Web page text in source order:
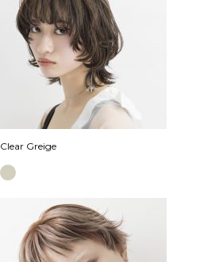
Clear Greige